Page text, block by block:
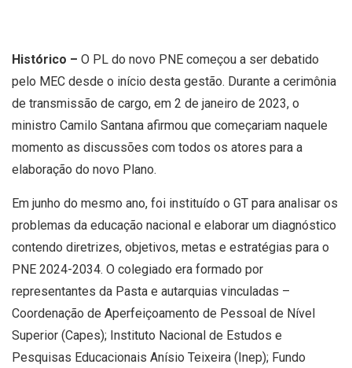
Histórico – O PL do novo PNE começou a ser debatido
pelo MEC desde o início desta gestão. Durante a cerimônia
de transmissão de cargo, em 2 de janeiro de 2023, o
ministro Camilo Santana afirmou que começariam naquele
momento as discussões com todos os atores para a
elaboração do novo Plano.
Em junho do mesmo ano, foi instituído o GT para analisar os
problemas da educação nacional e elaborar um diagnóstico
contendo diretrizes, objetivos, metas e estratégias para o
PNE 2024-2034. O colegiado era formado por
representantes da Pasta e autarquias vinculadas –
Coordenação de Aperfeiçoamento de Pessoal de Nível
Superior (Capes); Instituto Nacional de Estudos e
Pesquisas Educacionais Anísio Teixeira (Inep); Fundo